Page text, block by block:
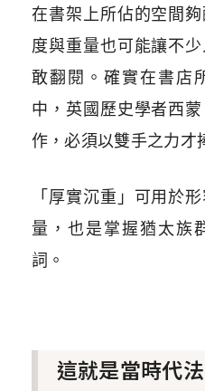
在書架上所佔的空間
度與重量也可能讓不
敢翻閱。確實在書店
中，英國歷史學者西
作，必須以雙手之力才
「厚實沉重」可用於
量，也是掌握猶太族
詞。
這就是當時代